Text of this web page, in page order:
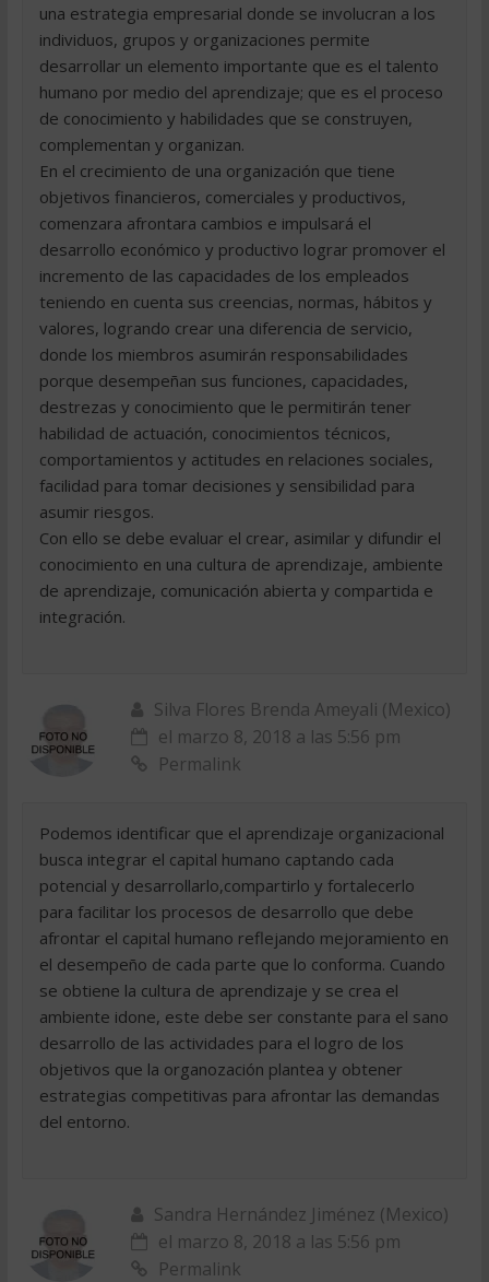
una estrategia empresarial donde se involucran a los
individuos, grupos y organizaciones permite
desarrollar un elemento importante que es el talento
humano por medio del aprendizaje; que es el proceso
de conocimiento y habilidades que se construyen,
complementan y organizan.
En el crecimiento de una organización que tiene
objetivos financieros, comerciales y productivos,
comenzara afrontara cambios e impulsará el
desarrollo económico y productivo lograr promover el
incremento de las capacidades de los empleados
teniendo en cuenta sus creencias, normas, hábitos y
valores, logrando crear una diferencia de servicio,
donde los miembros asumirán responsabilidades
porque desempeñan sus funciones, capacidades,
destrezas y conocimiento que le permitirán tener
habilidad de actuación, conocimientos técnicos,
comportamientos y actitudes en relaciones sociales,
facilidad para tomar decisiones y sensibilidad para
asumir riesgos.
Con ello se debe evaluar el crear, asimilar y difundir el
conocimiento en una cultura de aprendizaje, ambiente
de aprendizaje, comunicación abierta y compartida e
integración.
Silva Flores Brenda Ameyali (Mexico)
el marzo 8, 2018 a las 5:56 pm
Permalink
Podemos identificar que el aprendizaje organizacional
busca integrar el capital humano captando cada
potencial y desarrollarlo,compartirlo y fortalecerlo
para facilitar los procesos de desarrollo que debe
afrontar el capital humano reflejando mejoramiento en
el desempeño de cada parte que lo conforma. Cuando
se obtiene la cultura de aprendizaje y se crea el
ambiente idone, este debe ser constante para el sano
desarrollo de las actividades para el logro de los
objetivos que la organozación plantea y obtener
estrategias competitivas para afrontar las demandas
del entorno.
Sandra Hernández Jiménez (Mexico)
el marzo 8, 2018 a las 5:56 pm
Permalink